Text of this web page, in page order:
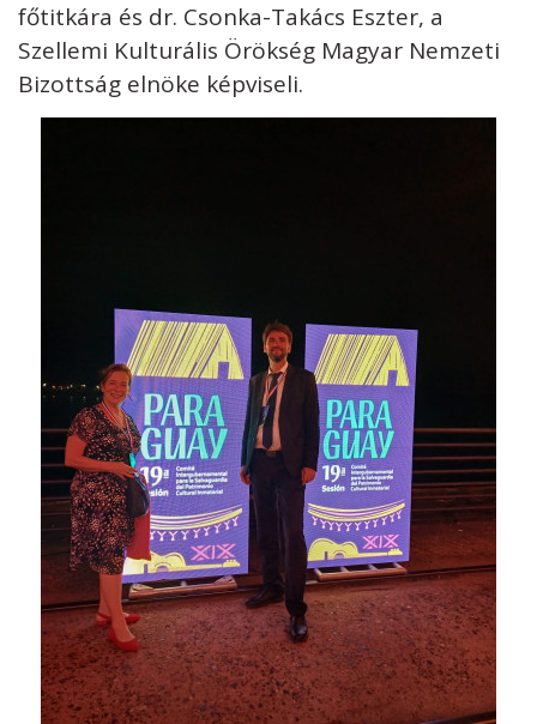
főtitkára és dr. Csonka-Takács Eszter, a
Szellemi Kulturális Örökség Magyar Nemzeti
Bizottság elnöke képviseli.